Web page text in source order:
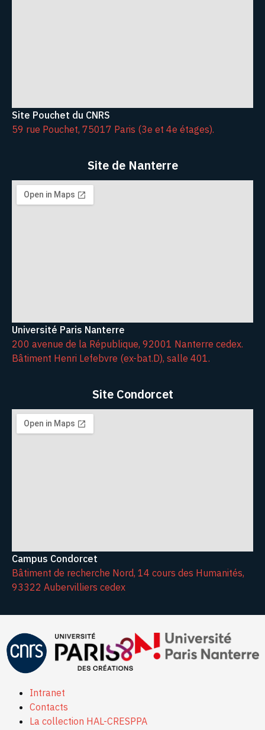
Site Pouchet du CNRS
59 rue Pouchet, 75017 Paris (3e et 4e étages).
Site de Nanterre
Université Paris Nanterre
200 avenue de la République, 92001 Nanterre cedex.
Bâtiment Henri Lefebvre (ex-bat.D), salle 401.
Site Condorcet
Campus Condorcet
Bâtiment de recherche Nord, 14 cours des Humanités,
93322 Aubervilliers cedex
Intranet
Contacts
La collection HAL-CRESPPA